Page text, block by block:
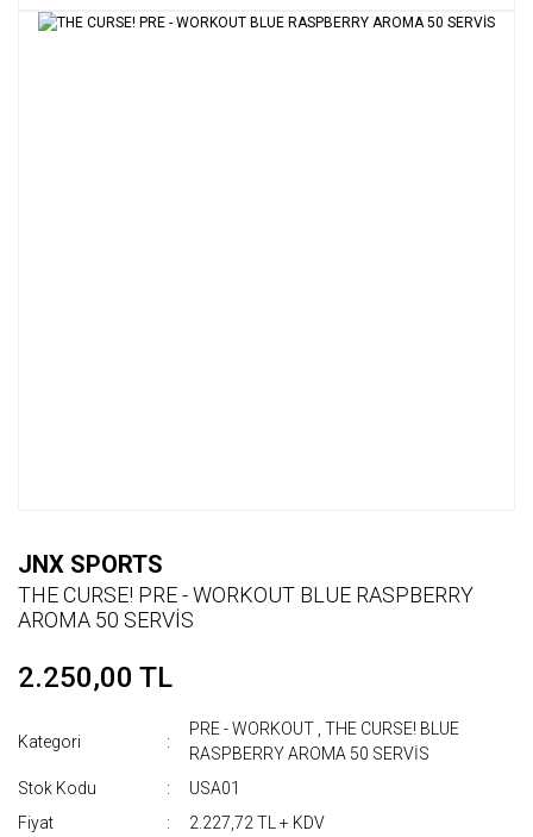
JNX SPORTS
THE CURSE! PRE - WORKOUT BLUE RASPBERRY
AROMA 50 SERVİS
2.250,00 TL
Kategori
PRE - WORKOUT ,THE CURSE! BLUE
RASPBERRY AROMA 50 SERVİS
Stok Kodu
USA01
Fiyat
2.227,72 TL + KDV